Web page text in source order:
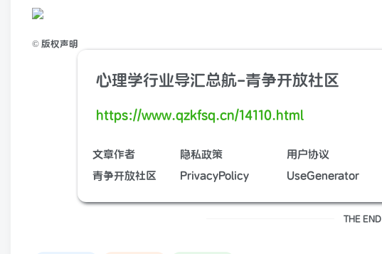
© 版权声明
心理学行业导汇总航-青争开放社区
https://www.qzkfsq.cn/14110.html
文章作者
青争开放社区
隐私政策
PrivacyPolicy
用户协议
UseGenerator
THE END